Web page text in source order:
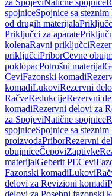
za SpojeviNatične spojnice
spojniceSpojnice sa steznim
od drugih materijala
Priključci za aparate
kolenaRavni priključci
priključciPriborCevne
poklopacPotrošni materijal
CeviFazonski komadi
komadiLukoviRezervni
RačveRedukcijeRezervni
komadiRezervni delovi za
za SpojeviNatične spojnice
spojniceSpojnice sa steznim
proizvodaPriborRezervni
obujmiceČepoviZaptivke
materijalGeberit PECevi
Fazonski komadiLukovi
delovi za Revizioni komadi
delovi za Posebni fazonski